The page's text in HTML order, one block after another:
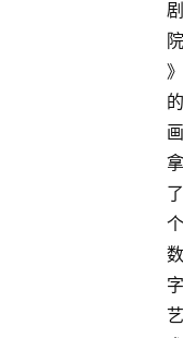
剧
院
》
的
画
拿
了
个
数
字
艺